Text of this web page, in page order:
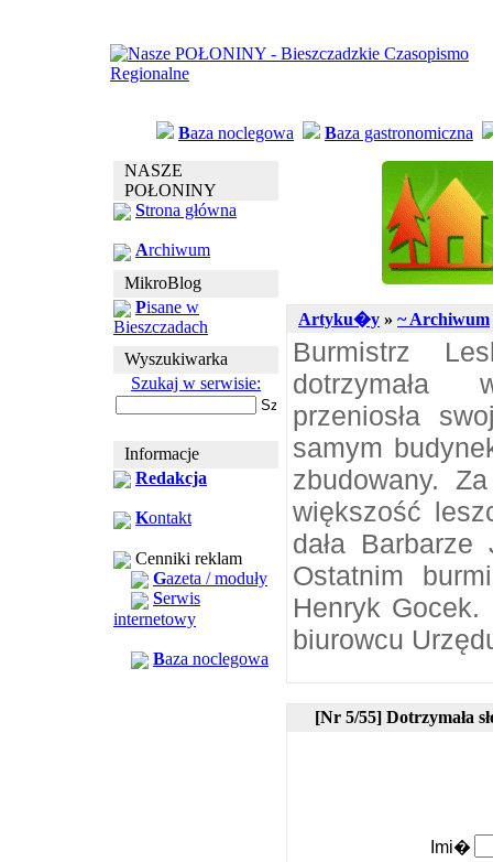
Baza noclegowa Baza gastronomiczna
NASZE
POŁONINY
Strona główna
Archiwum
MikroBlog
Pisane w
Bieszczadach
Wyszukiwarka
Szukaj w serwisie:
Informacje
Redakcja
Kontakt
Cenniki reklam
Gazeta / moduły
Serwis
internetowy
Baza noclegowa
Artyku�y » ~ Archiwum
Burmistrz
dotrzymała
przeniosła
samym
zbudowany.
większość
dała Barbarze
Ostatnim
Henryk Gocek.
biurowcu
[Nr 5/55] Dotrzymała
Imi�